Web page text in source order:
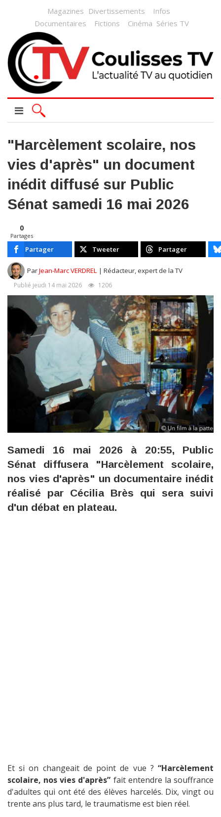
Magazines Divertissements
Infos
Documentaires
Fictions Cinéma Séries TV
"Harcèlement scolaire, nos
vies d'après" un document
inédit diffusé sur Public
Sénat samedi 16 mai 2026
0
Partages
Partager Tweeter Partager
ParJean-Marc VERDREL | Rédacteur, expert de la TV
Publié jeudi 14 mai 2026 1206
Samedi 16 mai 2026 à 20:55, Public
Sénat diffusera "Harcèlement scolaire,
nos vies d'après" un documentaire inédit
réalisé par Cécilia Brès qui sera suivi
d'un débat en plateau.
Et si on changeait de point de vue ? “Harcèlement
scolaire, nos vies d'après” fait entendre la souffrance
d'adultes qui ont été des élèves harcelés. Dix, vingt ou
trente ans plus tard, le traumatisme est bien réel.